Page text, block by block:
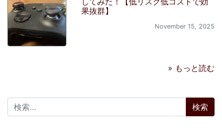
果抜群】
November 15, 2025
» もっと読む
検索: